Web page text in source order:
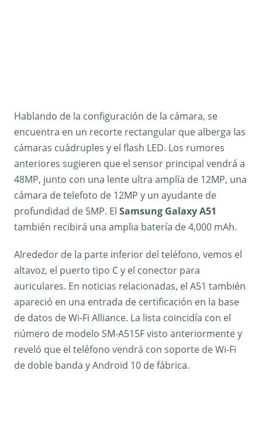
Hablando de la configuración de la cámara, se
encuentra en un recorte rectangular que alberga las
cámaras cuádruples y el flash LED. Los rumores
anteriores sugieren que el sensor principal vendrá a
48MP, junto con una lente ultra amplía de 12MP, una
cámara de telefoto de 12MP y un ayudante de
profundidad de 5MP. El Samsung Galaxy A51
también recibirá una amplia batería de 4,000 mAh.
Alrededor de la parte inferior del teléfono, vemos el
altavoz, el puerto tipo C y el conector para
auriculares. En noticias relacionadas, el A51 también
apareció en una entrada de certificación en la base
de datos de Wi-Fi Alliance. La lista coincidía con el
número de modelo SM-A515F visto anteriormente y
reveló que el teléfono vendrá con soporte de Wi-Fi
de doble banda y Android 10 de fábrica.